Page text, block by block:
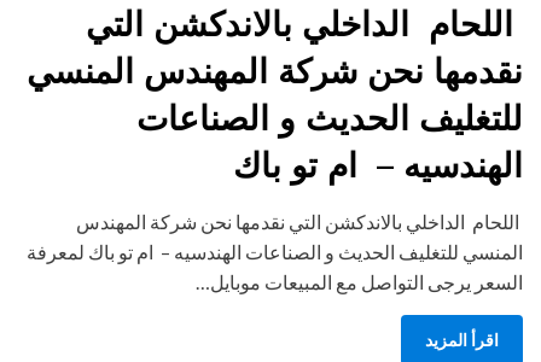
onاللحام الداخلي بالاندكشن التي
نقدمها نحن شركة المهندس المنسي
للتغليف الحديث و الصناعات
الهندسيه – ام تو باك
اللحام الداخلي بالاندكشن التي نقدمها نحن شركة المهندس
المنسي للتغليف الحديث و الصناعات الهندسيه – ام تو باك لمعرفة
السعر يرجى التواصل مع المبيعات موبايل…
اقرأ المزيد